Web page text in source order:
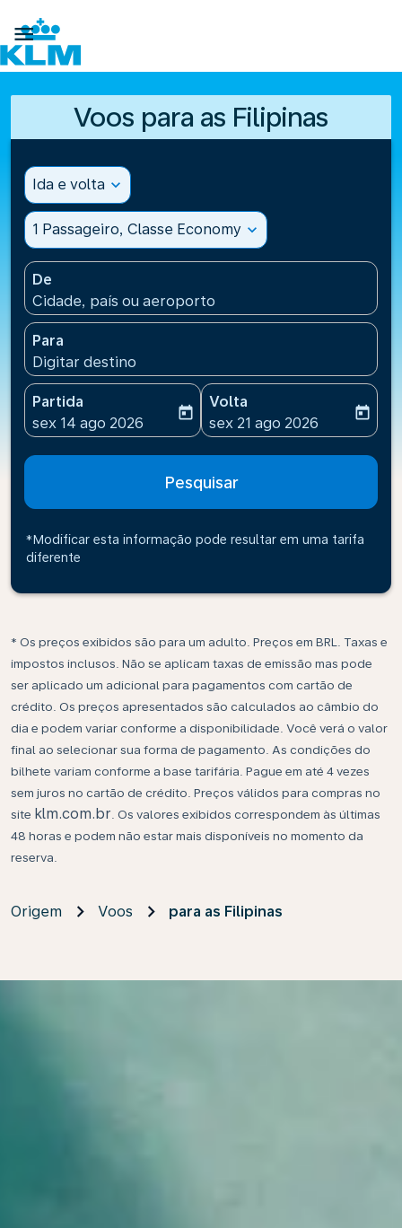

Voos para as Filipinas
Ida e volta expand_more
1 Passageiro, Classe Economy expand_more
De
Cidade, país ou aeroporto
Para
Digitar destino
Partida
fc-booking-departure-date-aria-label
sex 14 ago 2026
today
Volta
fc-booking-return-date-
sex 21 ago 2026
today
Pesquisar
*Modificar esta informação pode resultar em uma tarifa
diferente
* Os preços exibidos são para um adulto. Preços em BRL. Taxas e
impostos inclusos. Não se aplicam taxas de emissão mas pode
ser aplicado um adicional para pagamentos com cartão de
crédito. Os preços apresentados são calculados ao câmbio do
dia e podem variar conforme a disponibilidade. Você verá o valor
final ao selecionar sua forma de pagamento. As condições do
bilhete variam conforme a base tarifária. Pague em até 4 vezes
sem juros no cartão de crédito. Preços válidos para compras no
site klm.com.br . Os valores exibidos correspondem às últimas
48 horas e podem não estar mais disponíveis no momento da
reserva.
Origem Voos para as Filipinas